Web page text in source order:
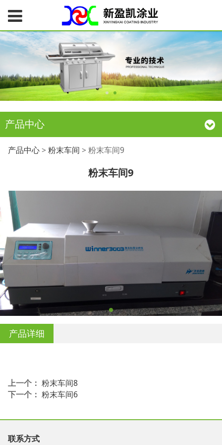
产品中心
粉末车间9
产品中心> 粉末车间 > 粉末车间9
粉末车间9
产品详细
上一个： 粉末车间8
下一个： 粉末车间6
联系方式